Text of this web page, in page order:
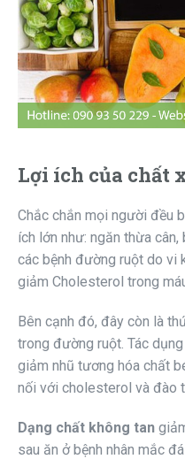
Lợi ích của chất
Chắc chắn mọi người đều
ích lớn như: ngăn thừa
các bệnh đường ruột do vi
giảm Cholesterol trong
Bên cạnh đó, đây còn là
trong đường ruột. Tác
giảm nhũ tương hóa chất
nối với cholesterol và đào
Dạng chất không tan
sau ăn ở bệnh nhân mắc